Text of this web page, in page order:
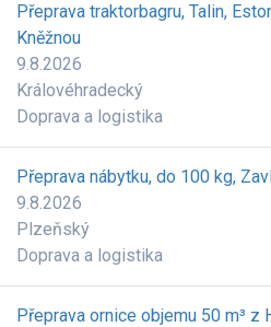
Přeprava traktorbagru, Talin,
Kněžnou
9.8.2026
Královéhradecký
Doprava a logistika
Přeprava nábytku, do 100 kg,
9.8.2026
Plzeňský
Doprava a logistika
Přeprava ornice objemu 50 m³ z